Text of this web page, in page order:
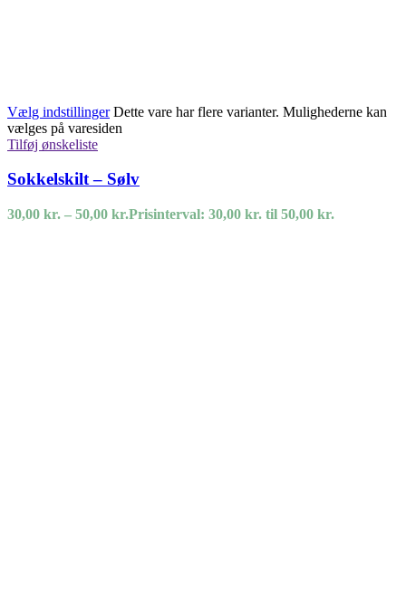
Vælg indstillinger Dette vare har flere varianter. Mulighederne kan
vælges på varesiden
Tilføj ønskeliste
Sokkelskilt – Sølv
30,00 kr. – 50,00 kr.Prisinterval: 30,00 kr. til 50,00 kr.